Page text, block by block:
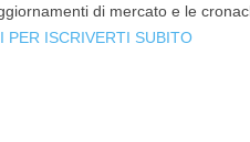
di mercato e le
PER ISCRIVERTI SUBITO